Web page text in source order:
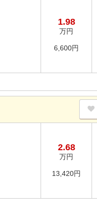
1.98
万円
6,600円
2.68
万円
13,420円